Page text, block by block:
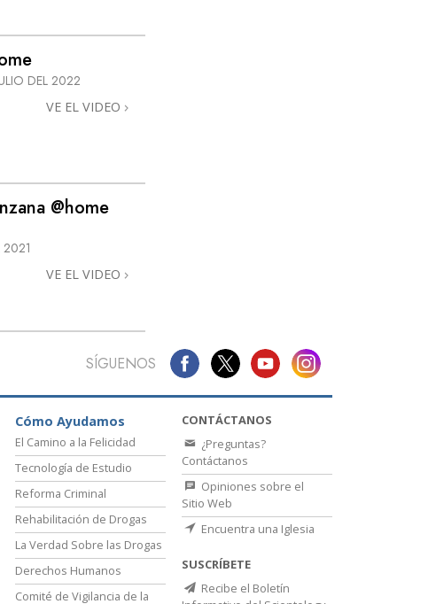
DEL 2022
VE EL VIDEO
@home
2021
VE EL VIDEO
SÍGUENOS
Cómo Ayudamos
El Camino a la Felicidad
Tecnología de Estudio
Reforma Criminal
Rehabilitación de Drogas
La Verdad Sobre las Drogas
Derechos Humanos
Comité de Vigilancia de la
CONTÁCTANOS
¿Preguntas?
Contáctanos
Opiniones sobre el
Sitio Web
Encuentra una Iglesia
SUSCRÍBETE
Recibe el Boletín